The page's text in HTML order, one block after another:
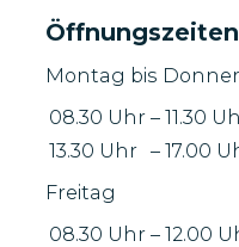
Öffnungszeiten
Montag bis
08.30 Uhr – 11.30
13.30 Uhr – 17.00
Freitag
08.30 Uhr – 12.00